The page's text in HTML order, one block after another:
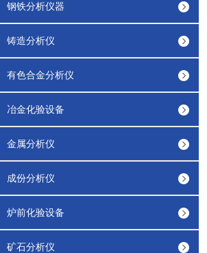
钢铁分析仪器
铸造分析仪
有色合金分析仪
冶金化验设备
金属分析仪
成份分析仪
炉前化验设备
矿石分析仪